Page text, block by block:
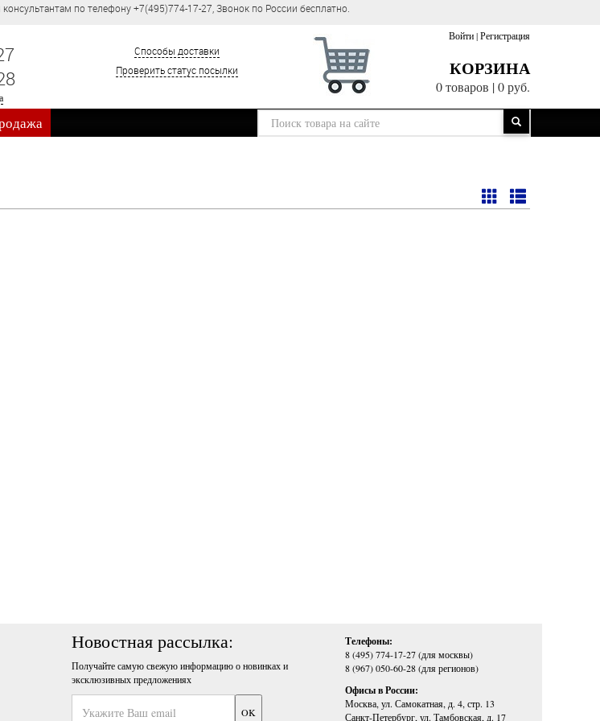
по телефону +7(495)774-17-27, Звонок по России бесплатно.
Способы доставки
Проверить статус посылки
Войти|Регистрация
КОРЗИНА
0 товаров |0 руб.
Новостная рассылка:
Получайте самую свежую информацию о новинках и
эксклюзивных предложениях
Телефоны:
8 (495) 774-17-27 (для москвы)
8 (967) 050-60-28 (для регионов)
Офисы в России:
Москва, ул. Самокатная, д. 4, стр. 13
Санкт-Петербург, ул. Тамбовская, д. 17